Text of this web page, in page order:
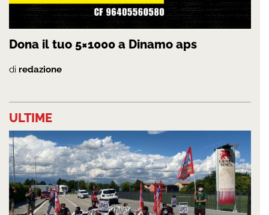
Dona il tuo 5×1000 a Dinamo aps
di redazione
ULTIME